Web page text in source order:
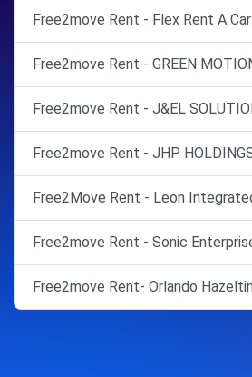
Free2move Rent - Flex Rent A
Free2move Rent - GREEN
Free2move Rent - J&EL
Free2move Rent - JHP
Free2Move Rent - Leon
Free2move Rent - Sonic
Free2move Rent- Orlando